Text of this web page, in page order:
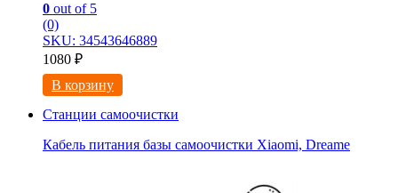
0 out of 5
(0)
SKU: 34543646889
1080 ₽
В корзину
Станции самоочистки
Кабель питания базы самоочистки Xiaomi, Dreame